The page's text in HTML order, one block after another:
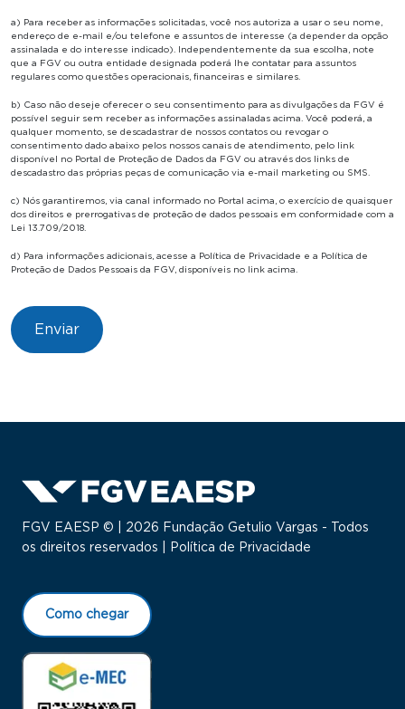
a) Para receber as informações solicitadas, você nos autoriza a usar o seu nome,
endereço de e-mail e/ou telefone e assuntos de interesse (a depender da opção
assinalada e do interesse indicado). Independentemente da sua escolha, note
que a FGV ou outra entidade designada poderá lhe contatar para assuntos
regulares como questões operacionais, financeiras e similares.
b) Caso não deseje oferecer o seu consentimento para as divulgações da FGV é
possível seguir sem receber as informações assinaladas acima. Você poderá, a
qualquer momento, se descadastrar de nossos contatos ou revogar o
consentimento dado abaixo pelos nossos canais de atendimento, pelo link
disponível no Portal de Proteção de Dados da FGV ou através dos links de
descadastro das próprias peças de comunicação via e-mail marketing ou SMS.
c) Nós garantiremos, via canal informado no Portal acima, o exercício de quaisquer
dos direitos e prerrogativas de proteção de dados pessoais em conformidade com a
Lei 13.709/2018.
d) Para informações adicionais, acesse a Política de Privacidade e a Política de
Proteção de Dados Pessoais da FGV, disponíveis no link acima.
FGV EAESP © | 2026 Fundação Getulio Vargas - Todos
os direitos reservados |
Política de Privacidade
Como chegar